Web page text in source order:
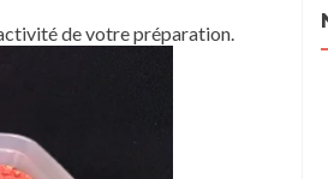
de votre préparation.